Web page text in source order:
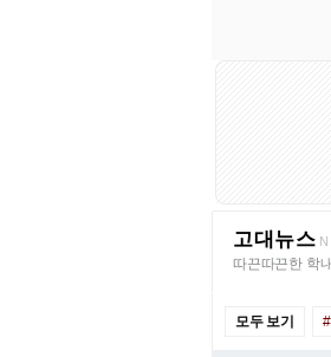
고대뉴스 N
따끈따끈한 학
모두 보기 #